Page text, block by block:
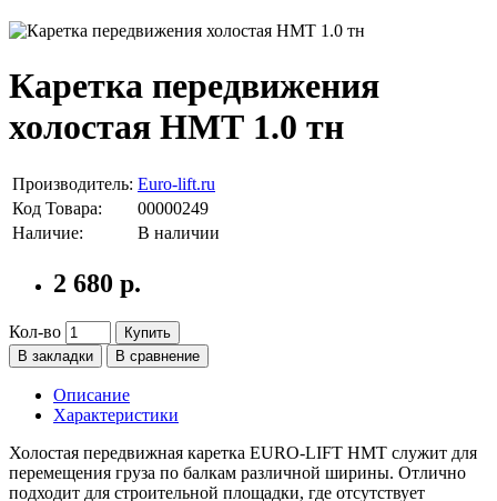
Каретка передвижения
холостая НМТ 1.0 тн
Производитель: Euro-lift.ru
Код Товара:
00000249
Наличие:
В наличии
2 680 р.
Кол-во
Купить
В закладки
В сравнение
Описание
Характеристики
Холостая передвижная каретка EURO-LIFT НМТ служит для
перемещения груза по балкам различной ширины. Отлично
подходит для строительной площадки, где отсутствует